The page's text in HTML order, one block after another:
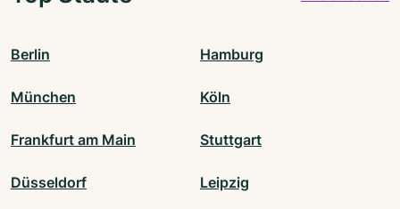
Berlin Hamburg
München Köln
Frankfurt am Main Stuttgart
Düsseldorf Leipzig